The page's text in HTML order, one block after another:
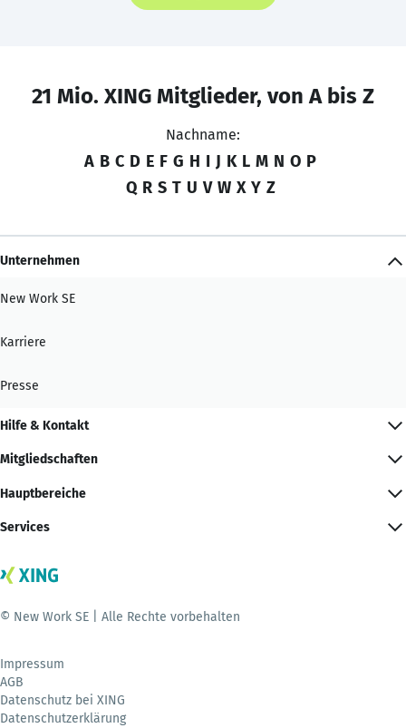
21 Mio. XING Mitglieder, von A bis Z
Nachname:
A B C D E F G H I J K L M N O P
Q R S T U V W X Y Z
Unternehmen
New Work SE
Karriere
Presse
Hilfe & Kontakt
Mitgliedschaften
Hauptbereiche
Services
© New Work SE | Alle Rechte vorbehalten
Impressum
AGB
Datenschutz bei XING
Datenschutzerklärung